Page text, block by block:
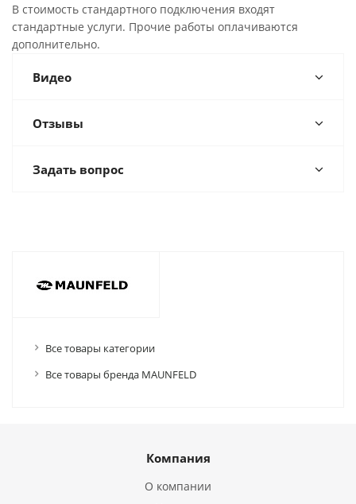
В стоимость стандартного подключения входят
стандартные услуги. Прочие работы оплачиваются
дополнительно.
Видео
Отзывы
Задать вопрос
Все товары категории
Все товары бренда MAUNFELD
Компания
О компании